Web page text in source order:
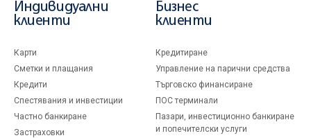
Индивидуални
клиенти
Карти
Сметки и плащания
Кредити
Спестявания и инвестиции
Частно банкиране
Застраховки
Бизнес
клиенти
Кредитиране
Управление на парични средства
Търговско финансиране
ПОС терминали
Пазари, инвестиционно банкиране
и попечителски услуги